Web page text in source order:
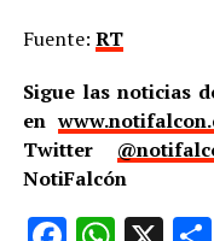
Fuente: RT
Sigue las noticias
en
Twitter
NotiFalcón